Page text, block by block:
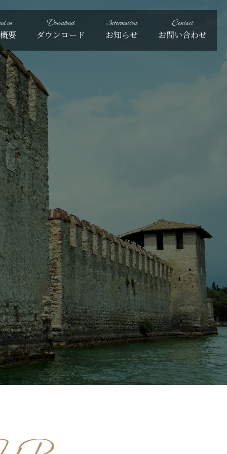
us
要
Download
ダウンロード
Information
お知らせ
Contact
お問い合わせ